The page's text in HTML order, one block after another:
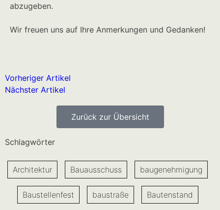
abzugeben.
Wir freuen uns auf Ihre Anmerkungen und Gedanken!
Vorheriger Artikel
Nächster Artikel
Zurück zur Übersicht
Schlagwörter
Architektur Bauausschuss baugenehmigung
Baustellenfest baustraße Bautenstand